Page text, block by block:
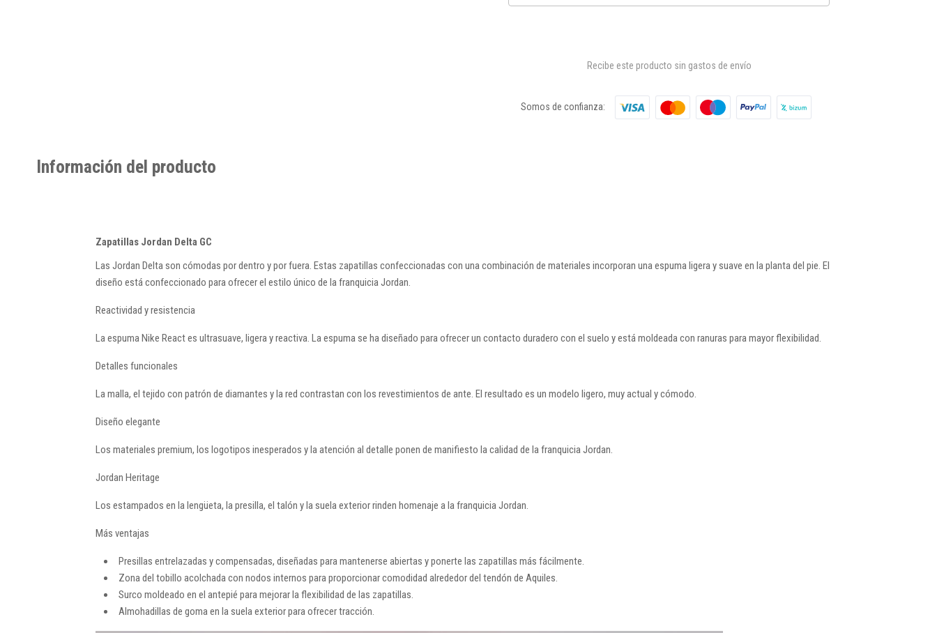
Recibe este producto sin gastos de envío
Somos de confianza:
Información del producto
Zapatillas Jordan Delta GC
Las Jordan Delta son cómodas por dentro y por fuera. Estas zapatillas confeccionadas con una combinación de materiales incorporan una espuma ligera y suave en la planta del pie. El
diseño está confeccionado para ofrecer el estilo único de la franquicia Jordan.
Reactividad y resistencia
La espuma Nike React es ultrasuave, ligera y reactiva. La espuma se ha diseñado para ofrecer un contacto duradero con el suelo y está moldeada con ranuras para mayor flexibilidad.
Detalles funcionales
La malla, el tejido con patrón de diamantes y la red contrastan con los revestimientos de ante. El resultado es un modelo ligero, muy actual y cómodo.
Diseño elegante
Los materiales premium, los logotipos inesperados y la atención al detalle ponen de manifiesto la calidad de la franquicia Jordan.
Jordan Heritage
Los estampados en la lengüeta, la presilla, el talón y la suela exterior rinden homenaje a la franquicia Jordan.
Más ventajas
Presillas entrelazadas y compensadas, diseñadas para mantenerse abiertas y ponerte las zapatillas más fácilmente.
Zona del tobillo acolchada con nodos internos para proporcionar comodidad alrededor del tendón de Aquiles.
Surco moldeado en el antepié para mejorar la flexibilidad de las zapatillas.
Almohadillas de goma en la suela exterior para ofrecer tracción.